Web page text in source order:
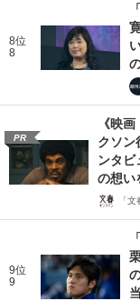
8位
8
PR
《映
クソン
ンタビ
の想い
「
9位
9